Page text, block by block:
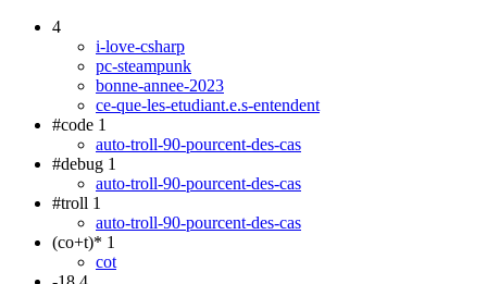
4
i-love-csharp
pc-steampunk
bonne-annee-2023
ce-que-les-etudiant.e.s-entendent
#code 1
auto-troll-90-pourcent-des-cas
#debug 1
auto-troll-90-pourcent-des-cas
#troll 1
auto-troll-90-pourcent-des-cas
(co+t)* 1
cot